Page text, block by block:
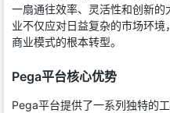
一扇通往效率、灵活性和创新
业不仅应对日益复杂的市场环
商业模式的根本转型。
Pega平台核心优势
Pega平台提供了一系列独特的